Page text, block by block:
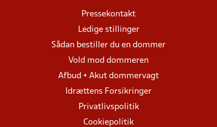
Pressekontakt
Ledige stillinger
Sådan bestiller du en dommer
Vold mod dommeren
Afbud + Akut dommervagt
Idrættens Forsikringer
Privatlivspolitik
Cookiepolitik